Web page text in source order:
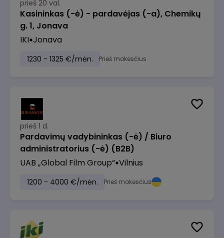
prieš 20 val.
Kasininkas (-ė) - pardavėjas (-a), Chemikų
g. 1, Jonava
IKI Jonava
1230 - 1325 €/mėn. Prieš mokesčius
prieš 1 d.
Pardavimų vadybininkas (-ė) / Biuro
administratorius (-ė) (B2B)
UAB „Global Film Group“ Vilnius
1200 - 4000 €/mėn. Prieš mokesčius